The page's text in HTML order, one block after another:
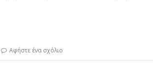
Αφήστε ένα σχόλιο